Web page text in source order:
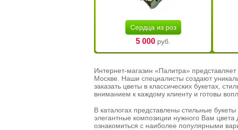
Сердца из роз
5 000 руб.
Интернет-магазин «Палитра»
Москве. Наши специалисты создают
заказать цветы в классических букетах,
вниманием к каждому клиенту и готовы
В каталогах представлены стильные
элегантные композиции нужного Вам
ознакомиться с наиболее популярными